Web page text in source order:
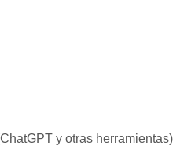
y otras herramientas)